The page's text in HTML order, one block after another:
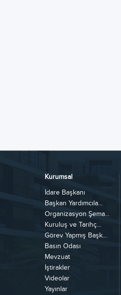
Kurumsal
İdare Başkanı
Başkan Yardımcıla...
Organizasyon Şema...
Kuruluş ve Tarihç...
Görev Yapmış Başk...
Basın Odası
Mevzuat
İştirakler
Videolar
Yayınlar